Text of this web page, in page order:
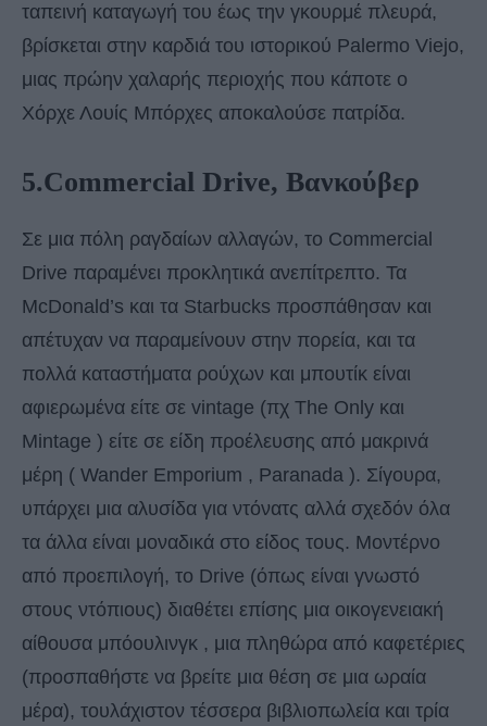
ταπεινή καταγωγή του έως την γκουρμέ πλευρά,
βρίσκεται στην καρδιά του ιστορικού Palermo Viejo,
μιας πρώην χαλαρής περιοχής που κάποτε ο
Χόρχε Λουίς Μπόρχες αποκαλούσε πατρίδα.
5.Commercial Drive, Βανκούβερ
Σε μια πόλη ραγδαίων αλλαγών, το Commercial
Drive παραμένει προκλητικά ανεπίτρεπτο. Τα
McDonald’s και τα Starbucks προσπάθησαν και
απέτυχαν να παραμείνουν στην πορεία, και τα
πολλά καταστήματα ρούχων και μπουτίκ είναι
αφιερωμένα είτε σε vintage (πχ The Only και
Mintage ) είτε σε είδη προέλευσης από μακρινά
μέρη ( Wander Emporium , Paranada ). Σίγουρα,
υπάρχει μια αλυσίδα για ντόνατς αλλά σχεδόν όλα
τα άλλα είναι μοναδικά στο είδος τους. Μοντέρνο
από προεπιλογή, το Drive (όπως είναι γνωστό
στους ντόπιους) διαθέτει επίσης μια οικογενειακή
αίθουσα μπόουλινγκ , μια πληθώρα από καφετέριες
(προσπαθήστε να βρείτε μια θέση σε μια ωραία
μέρα), τουλάχιστον τέσσερα βιβλιοπωλεία και τρία